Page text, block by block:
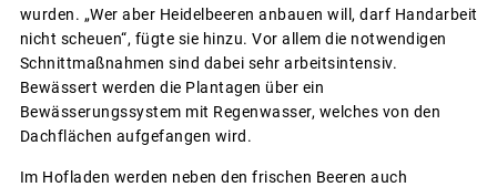
wurden. „Wer aber Heidelbeeren anbauen will, darf Handarbeit
nicht scheuen“, fügte sie hinzu. Vor allem die notwendigen
Schnittmaßnahmen sind dabei sehr arbeitsintensiv.
Bewässert werden die Plantagen über ein
Bewässerungssystem mit Regenwasser, welches von den
Dachflächen aufgefangen wird.
Im Hofladen werden neben den frischen Beeren auch